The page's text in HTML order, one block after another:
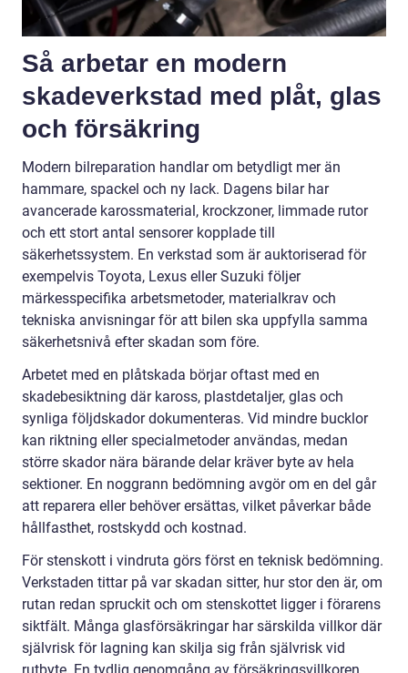
Så arbetar en modern
skadeverkstad med plåt, glas
och försäkring
Modern bilreparation handlar om betydligt mer än
hammare, spackel och ny lack. Dagens bilar har
avancerade karossmaterial, krockzoner, limmade rutor
och ett stort antal sensorer kopplade till
säkerhetssystem. En verkstad som är auktoriserad för
exempelvis Toyota, Lexus eller Suzuki följer
märkesspecifika arbetsmetoder, materialkrav och
tekniska anvisningar för att bilen ska uppfylla samma
säkerhetsnivå efter skadan som före.
Arbetet med en plåtskada börjar oftast med en
skadebesiktning där kaross, plastdetaljer, glas och
synliga följdskador dokumenteras. Vid mindre bucklor
kan riktning eller specialmetoder användas, medan
större skador nära bärande delar kräver byte av hela
sektioner. En noggrann bedömning avgör om en del går
att reparera eller behöver ersättas, vilket påverkar både
hållfasthet, rostskydd och kostnad.
För stenskott i vindruta görs först en teknisk bedömning.
Verkstaden tittar på var skadan sitter, hur stor den är, om
rutan redan spruckit och om stenskottet ligger i förarens
siktfält. Många glasförsäkringar har särskilda villkor där
självrisk för lagning kan skilja sig från självrisk vid